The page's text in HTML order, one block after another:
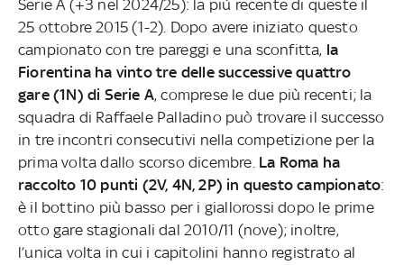
Serie A (+3 nel 2024/25): la più recente di queste il
25 ottobre 2015 (1-2). Dopo avere iniziato questo
campionato con tre pareggi e una sconfitta, la
Fiorentina ha vinto tre delle successive quattro
gare (1N) di Serie A, comprese le due più recenti; la
squadra di Raffaele Palladino può trovare il successo
in tre incontri consecutivi nella competizione per la
prima volta dallo scorso dicembre.La Roma ha
raccolto 10 punti (2V, 4N, 2P) in questo campionato:
è il bottino più basso per i giallorossi dopo le prime
otto gare stagionali dal 2010/11 (nove); inoltre,
l’unica volta in cui i capitolini hanno registrato al